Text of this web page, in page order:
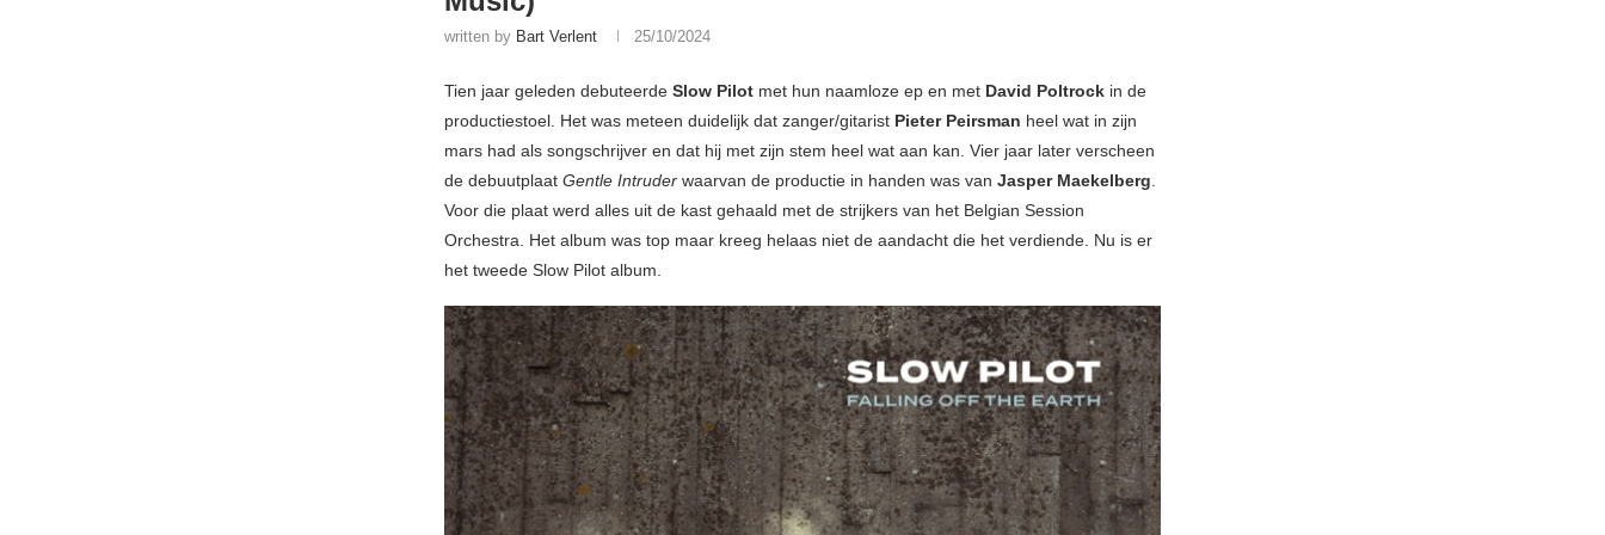
written by Bart Verlent 25/10/2024
Tien jaar geleden debuteerde Slow Pilot met hun naamloze ep en met David Poltrock in de
productiestoel. Het was meteen duidelijk dat zanger/gitarist Pieter Peirsman heel wat in zijn
mars had als songschrijver en dat hij met zijn stem heel wat aan kan. Vier jaar later verscheen
de debuutplaat Gentle Intruder waarvan de productie in handen was van Jasper Maekelberg.
Voor die plaat werd alles uit de kast gehaald met de strijkers van het Belgian Session
Orchestra. Het album was top maar kreeg helaas niet de aandacht die het verdiende. Nu is er
het tweede Slow Pilot album.